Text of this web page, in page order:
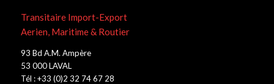
Transitaire Import-Export
Aerien, Maritime & Routier
93 Bd A.M. Ampère
53 000 LAVAL
Tél : +33 (0)2 32 74 67 28